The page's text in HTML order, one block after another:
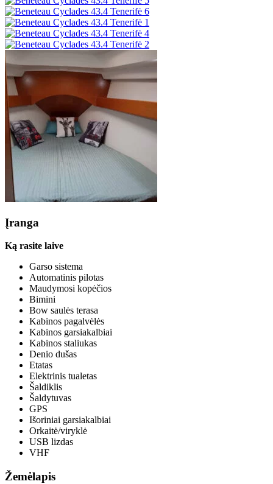
Įranga
Ką rasite laive
Garso sistema
Automatinis pilotas
Maudymosi kopėčios
Bimini
Bow saulės terasa
Kabinos pagalvėlės
Kabinos garsiakalbiai
Kabinos staliukas
Denio dušas
Etatas
Elektrinis tualetas
Šaldiklis
Šaldytuvas
GPS
Išoriniai garsiakalbiai
Orkaitė/viryklė
USB lizdas
VHF
Žemėlapis